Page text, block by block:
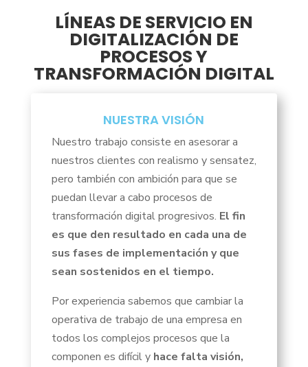
LÍNEAS DE SERVICIO EN
DIGITALIZACIÓN DE
PROCESOS Y
TRANSFORMACIÓN DIGITAL
NUESTRA VISIÓN
Nuestro trabajo consiste en asesorar a
nuestros clientes con realismo y sensatez,
pero también con ambición para que se
puedan llevar a cabo procesos de
transformación digital progresivos. El fin
es que den resultado en cada una de
sus fases de implementación y que
sean sostenidos en el tiempo.
Por experiencia sabemos que cambiar la
operativa de trabajo de una empresa en
todos los complejos procesos que la
componen es difícil y hace falta visión,